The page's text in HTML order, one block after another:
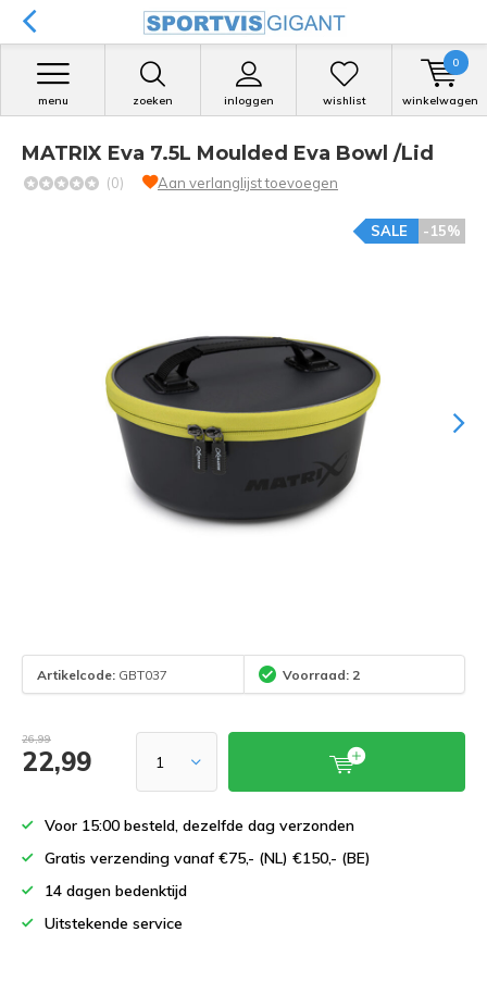
zoeken inloggen
menu wishlist winkelwagen
0
MATRIX Eva 7.5L Moulded Eva Bowl /Lid
(0) Aan verlanglijst toevoegen
-15%
SALE
Artikelcode: GBT037 Voorraad: 2
26,99
22,99
Voor 15:00 besteld, dezelfde dag verzonden
Gratis verzending vanaf €75,- (NL) €150,- (BE)
14 dagen bedenktijd
Uitstekende service